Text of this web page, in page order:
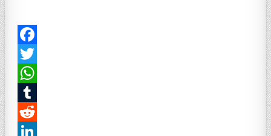
F
a
e
b
T
w
i
W
h
a
T
uR